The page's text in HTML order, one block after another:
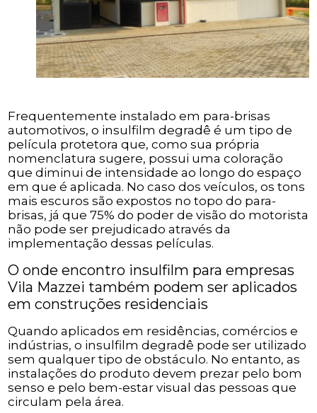
Frequentemente instalado em para-brisas
automotivos, o insulfilm degradê é um tipo de
película protetora que, como sua própria
nomenclatura sugere, possui uma coloração
que diminui de intensidade ao longo do espaço
em que é aplicada. No caso dos veículos, os tons
mais escuros são expostos no topo do para-
brisas, já que 75% do poder de visão do motorista
não pode ser prejudicado através da
implementação dessas películas.
O onde encontro insulfilm para empresas
Vila Mazzei também podem ser aplicados
em construções residenciais
Quando aplicados em residências, comércios e
indústrias, o insulfilm degradê pode ser utilizado
sem qualquer tipo de obstáculo. No entanto, as
instalações do produto devem prezar pelo bom
senso e pelo bem-estar visual das pessoas que
circulam pela área.